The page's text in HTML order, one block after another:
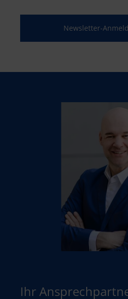
Newsletter-
Ihr